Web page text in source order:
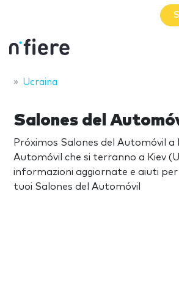
Ucraina
Salones del
Próximos Salones del Automóvil a
Automóvil che si terranno a Kiev
informazioni aggiornate e aiuti per
tuoi Salones del Automóvil